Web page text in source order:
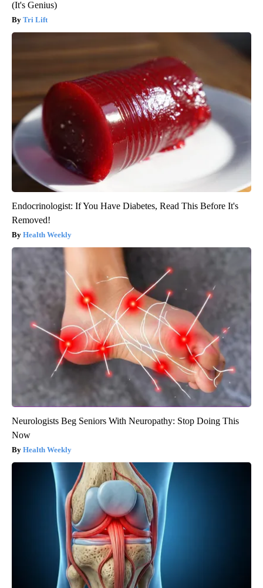
(It's Genius)
Tri Lift
Endocrinologist: If You Have Diabetes, Read This Before It's
Removed!
Health Weekly
Neurologists Beg Seniors With Neuropathy: Stop Doing This
Now
Health Weekly